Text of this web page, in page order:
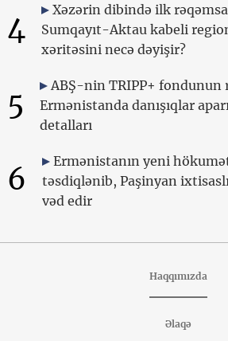
4
Xəzərin dibində ilk
Sumqayıt-Aktau kabeli
xəritəsini necə dəyişir?
5
ABŞ-nin TRIPP+ fondunun
Ermənistanda danışıqlar
detalları
6
Ermənistanın yeni
təsdiqlənib, Paşinyan
vəd edir
Haqqımızda
Əlaqə